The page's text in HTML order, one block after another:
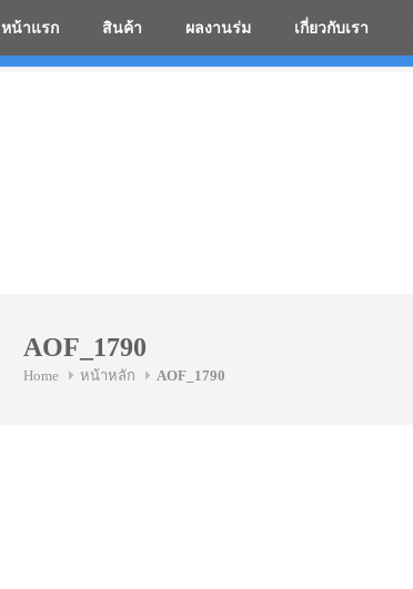
หน้าแรก สินค้า ผลงานร่ม เกี่ยวกับเรา
AOF_1790
Home หน้าหลัก AOF_1790
โรงงานร่มสกรีนโลโก้